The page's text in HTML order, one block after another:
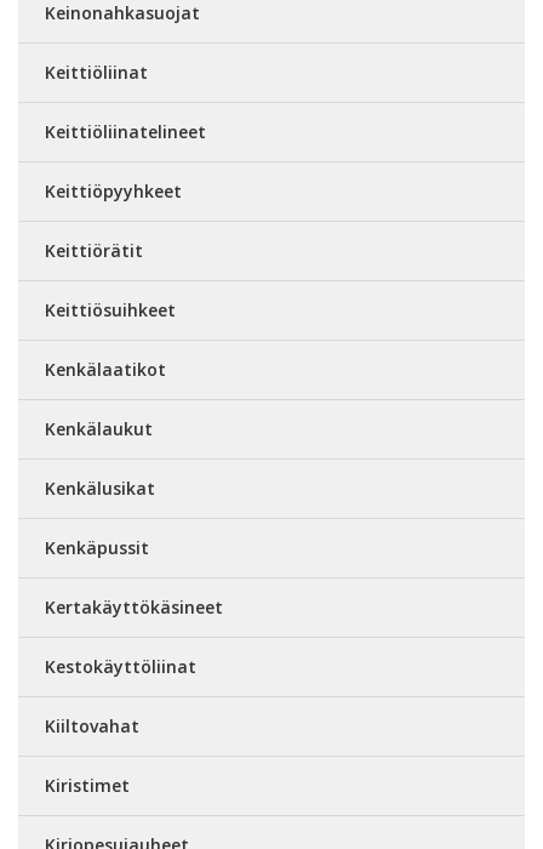
Keinonahkasuojat
Keittiöliinat
Keittiöliinatelineet
Keittiöpyyhkeet
Keittiörätit
Keittiösuihkeet
Kenkälaatikot
Kenkälaukut
Kenkälusikat
Kenkäpussit
Kertakäyttökäsineet
Kestokäyttöliinat
Kiiltovahat
Kiristimet